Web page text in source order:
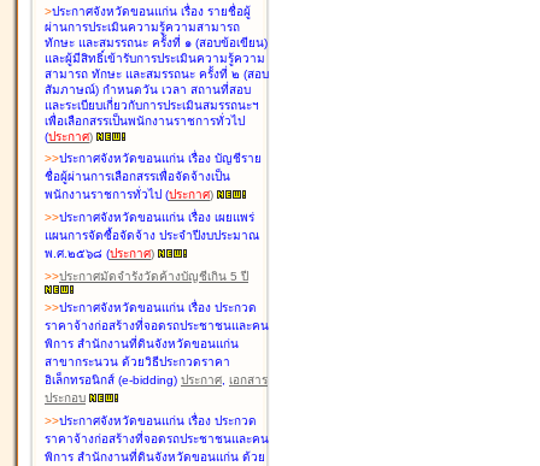
>ประกาศจังหวัดขอนแก่น เรื่อง รายชื่อผู้
ผ่านการประเมินความรู้ความสามารถ
ทักษะ และสมรรถนะ ครั้งที่ ๑ (สอบข้อเขียน)
และผู้มีสิทธิ์เข้ารับการประเมินความรู้ความ
สามารถ ทักษะ และสมรรถนะ ครั้งที่ ๒ (สอบ
สัมภาษณ์) กำหนดวัน เวลา สถานที่สอบ
และระเบียบเกี่ยวกับการประเมินสมรรถนะฯ
เพื่อเลือกสรรเป็นพนักงานราชการทั่วไป
(ประกาศ)
>>ประกาศจังหวัดขอนแก่น เรื่อง บัญชีราย
ชื่อผู้ผ่านการเลือกสรรเพื่อจัดจ้างเป็น
พนักงานราชการทั่วไป (ประกาศ)
>>ประกาศจังหวัดขอนแก่น เรื่อง เผยแพร่
แผนการจัดซื้อจัดจ้าง ประจำปีงบประมาณ
พ.ศ.๒๕๖๘ (ประกาศ)
>>ประกาศมัดจำรังวัดค้างบัญชีเกิน 5 ปี
>>ประกาศจังหวัดขอนแก่น เรื่อง ประกวด
ราคาจ้างก่อสร้างที่จอดรถประชาชนและคน
พิการ สำนักงานที่ดินจังหวัดขอนแก่น
สาขากระนวน ด้วยวิธีประกวดราคา
อิเล็กทรอนิกส์ (e-bidding) ประกาศ, เอกสาร
ประกอบ
>>ประกาศจังหวัดขอนแก่น เรื่อง ประกวด
ราคาจ้างก่อสร้างที่จอดรถประชาชนและคน
พิการ สำนักงานที่ดินจังหวัดขอนแก่น ด้วย